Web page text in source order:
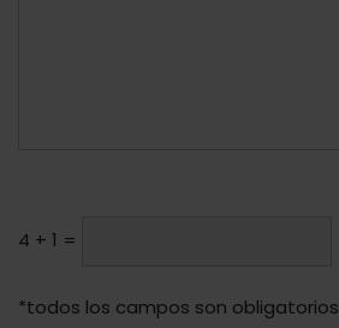
64 + 1 =
*todos los campos son obligatorios